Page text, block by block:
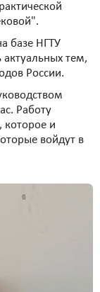
базе НГТУ
тем,
России.
Работу
которое и
войдут в